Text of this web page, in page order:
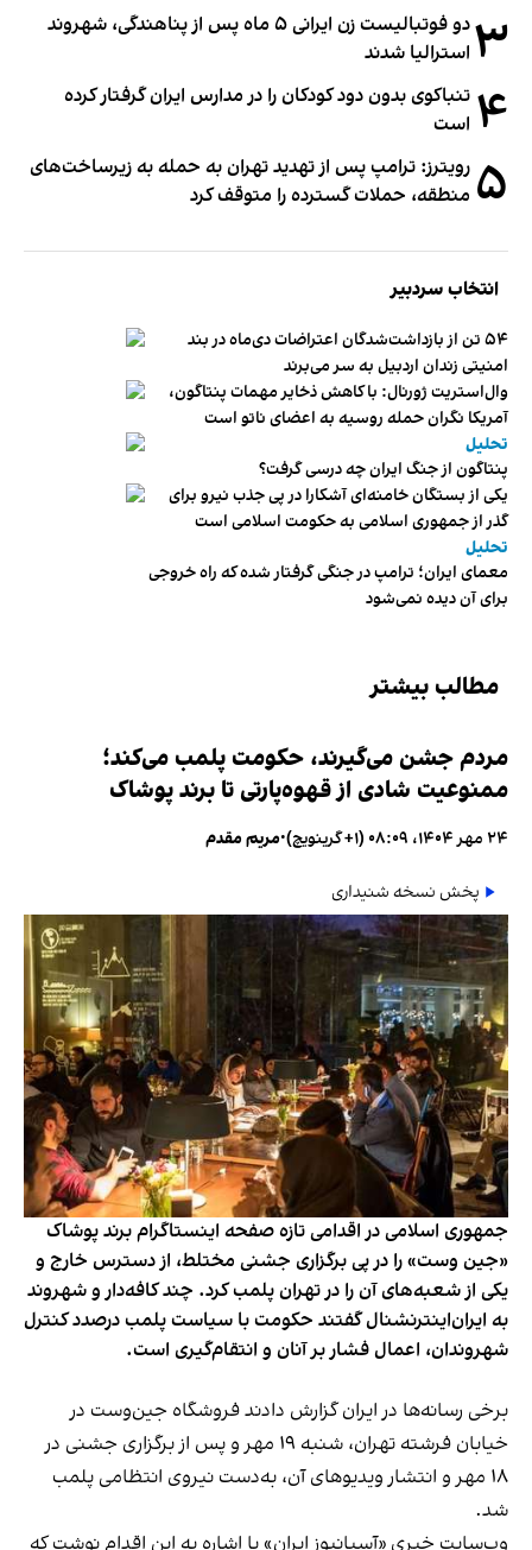
۳
دو فوتبالیست زن ایرانی ۵ ماه پس از پناهندگی، شهروند
استرالیا شدند
۴ تنباکوی بدون دود کودکان را در مدارس ایران گرفتار کرده
است
۵ رویترز: ترامپ پس از تهدید تهران به حمله به زیرساخت‌های
منطقه، حملات گسترده را متوقف کرد
انتخاب سردبیر
۵۴ تن از بازداشت‌شدگان اعتراضات دی‌ماه در بند
امنیتی زندان اردبیل به سر می‌برند
وال‌استریت ژورنال: با کاهش ذخایر مهمات پنتاگون،
آمریکا نگران حمله روسیه به اعضای ناتو‌ است
تحلیل
پنتاگون از جنگ ایران چه درسی گرفت؟
یکی از بستگان خامنه‌ای آشکارا در پی جذب نیرو برای
گذر از جمهوری اسلامی به حکومت اسلامی است
تحلیل
معمای ایران؛ ترامپ در جنگی گرفتار شده که راه خروجی
برای آن دیده نمی‌شود
مطالب بیشتر
مردم جشن می‌گیرند، حکومت پلمب می‌کند؛
ممنوعیت شادی از قهوه‌پارتی تا برند پوشاک
۲۴ مهر ۱۴۰۴، ۰۸:۰۹ (‎+۱ گرینویچ) •مریم مقدم
پخش نسخه شنیداری
جمهوری اسلامی در اقدامی تازه صفحه اینستاگرام برند پوشاک
«جین وست» را در پی برگزاری جشنی مختلط، از دسترس خارج و
یکی از شعبه‌های آن را در تهران پلمب کرد. چند کافه‌‌دار و شهروند
به ایران‌اینترنشنال گفتند حکومت با سیاست پلمب درصدد کنترل
شهروندان، اعمال فشار بر آنان و انتقام‌گیری است.
برخی رسانه‌ها در ایران گزارش دادند فروشگاه جین‌وست در
خیابان فرشته تهران، شنبه ۱۹ مهر و پس از برگزاری جشنی در
۱۸ مهر و انتشار ویدیوهای آن، به‌دست نیروی انتظامی پلمب
شد.
وب‌سایت خبری «آسیانیوز ایران» با اشاره به این اقدام نوشت که